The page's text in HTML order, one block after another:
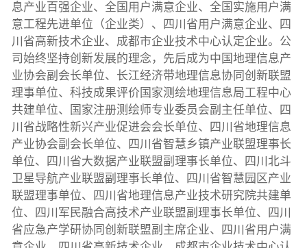
息产业百强企业、全国用户满意企业、全国实施用户满
意工程先进单位（企业类）、四川省用户满意企业、四
川省高新技术企业、成都市企业技术中心认定企业。公
司始终坚持创新发展的理念，先后成为中国地理信息产
业协会副会长单位、长江经济带地理信息协同创新联盟
理事单位、科技成果评价国家测绘地理信息局工程中心
共建单位、国家注册测绘师专业委员会副主任单位、四
川省战略性新兴产业促进会会长单位、四川省地理信息
产业协会副会长单位、四川省智慧乡镇产业联盟理事长
单位、四川省大数据产业联盟副理事长单位、四川北斗
卫星导航产业联盟副理事长单位、四川省智慧园区产业
联盟理事单位、四川省地理信息产业技术研究院共建单
位、四川军民融合高技术产业联盟副理事长单位、四川
省应急产学研协同创新联盟副主席企业、四川省用户满